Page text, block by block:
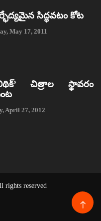
సిద్ధవటం కోట
May 17, 2011
చిత్రాల స్థావరం
April 27, 2012
rights reserved